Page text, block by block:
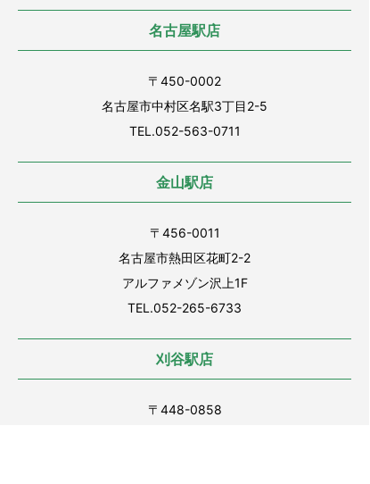
名古屋駅店
〒450-0002
名古屋市中村区名駅3丁目2-5
TEL.052-563-0711
金山駅店
〒456-0011
名古屋市熱田区花町2-2
アルファメゾン沢上1F
TEL.052-265-6733
刈谷駅店
〒448-0858